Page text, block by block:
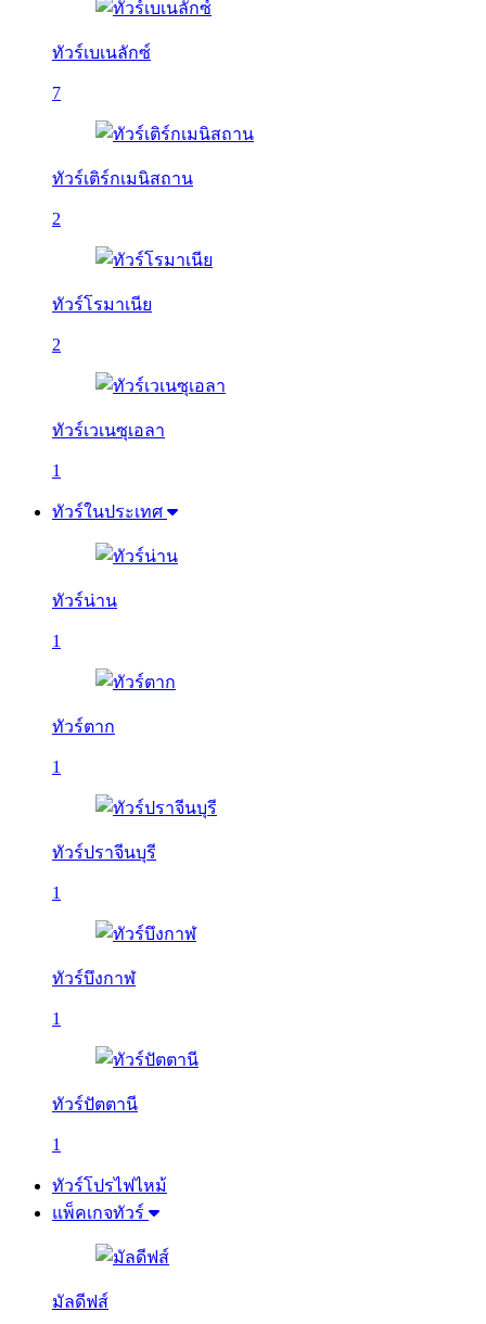
ทัวร์เบเนลักซ์
7
ทัวร์เติร์กเมนิสถาน
2
ทัวร์โรมาเนีย
2
ทัวร์เวเนซุเอลา
1
ทัวร์ในประเทศ
ทัวร์น่าน
1
ทัวร์ตาก
1
ทัวร์ปราจีนบุรี
1
ทัวร์บึงกาฬ
1
ทัวร์ปัตตานี
1
ทัวร์โปรไฟไหม้
แพ็คเกจทัวร์
มัลดีฟส์